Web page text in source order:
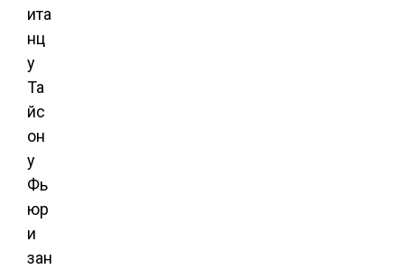
ита
нц
у
Та
йс
он
у
Фь
юр
и
зан